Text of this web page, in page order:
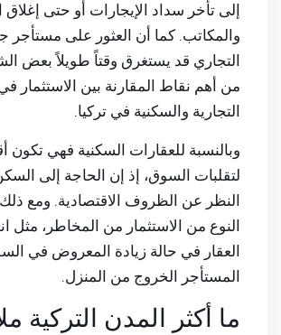
إلى تأخر سداد الإيجارات أو حتى إغلاق
والمكاتب. كما أن العثور على مستأجر
التجاري قد يستغرق وقتاً طويلاً بعض
من أهم نقاط المقارنة بين الاستثمار
التجارية والسكنية في تركيا.
وبالنسبة للعقارات السكنية فهي
لتقلبات السوق، إذ إن الحاجة إلى
النظر عن الظروف الاقتصادية. ومع ذلك،
النوع من الاستثمار من المخاطر، مثل
العقار في حالة زيادة المعروض في
المستأجر الخروج من المنزل.
ما أكثر المدن التركية